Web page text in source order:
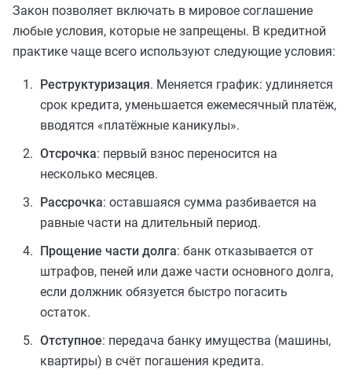
Закон позволяет включать в мировое соглашение
любые условия, которые не запрещены. В кредитной
практике чаще всего используют следующие условия:
Реструктуризация. Меняется график: удлиняется
срок кредита, уменьшается ежемесячный платёж,
вводятся «платёжные каникулы».
Отсрочка: первый взнос переносится на
несколько месяцев.
Рассрочка: оставшаяся сумма разбивается на
равные части на длительный период.
Прощение части долга: банк отказывается от
штрафов, пеней или даже части основного долга,
если должник обязуется быстро погасить
остаток.
Отступное: передача банку имущества (машины,
квартиры) в счёт погашения кредита.